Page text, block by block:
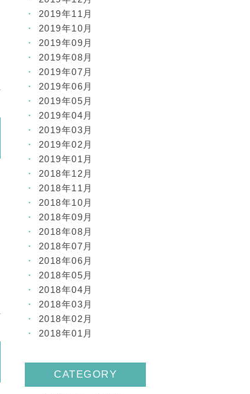
2019年11月
2019年10月
2019年09月
2019年08月
2019年07月
2019年06月
2019年05月
2019年04月
2019年03月
2019年02月
2019年01月
2018年12月
2018年11月
2018年10月
2018年09月
2018年08月
2018年07月
2018年06月
2018年05月
2018年04月
2018年03月
2018年02月
2018年01月
CATEGORY